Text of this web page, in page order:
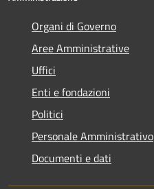
Organi di Governo
Aree Amministrative
Uffici
Enti e fondazioni
Politici
Personale Amministrativo
Documenti e dati